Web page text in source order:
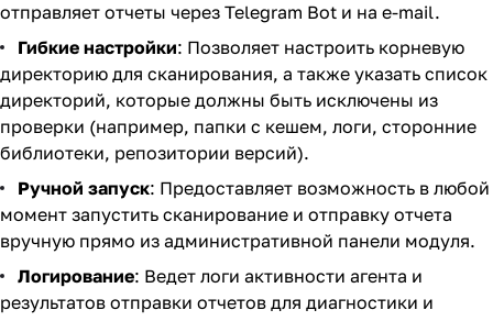
отправляет отчеты через Telegram Bot и на e-mail.
Гибкие настройки: Позволяет настроить корневую
директорию для сканирования, а также указать список
директорий, которые должны быть исключены из
проверки (например, папки с кешем, логи, сторонние
библиотеки, репозитории версий).
Ручной запуск: Предоставляет возможность в любой
момент запустить сканирование и отправку отчета
вручную прямо из административной панели модуля.
Логирование: Ведет логи активности агента и
результатов отправки отчетов для диагностики и